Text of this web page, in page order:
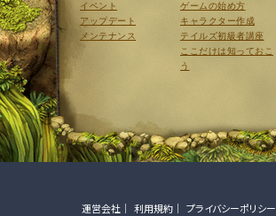
イベント
アップデート
メンテナンス
ゲームの始め方
キャラクター作成
テイルズ初級者講座
ここだけは知っておこ
う
運営会社 利用規約 プライバシーポリシー